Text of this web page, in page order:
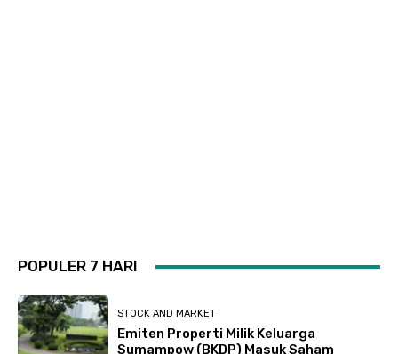
POPULER 7 HARI
STOCK AND MARKET
Emiten Properti Milik Keluarga
Sumampow (BKDP) Masuk Saham